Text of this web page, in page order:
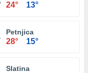
24° 13°
Petnjica
28° 15°
Slatina